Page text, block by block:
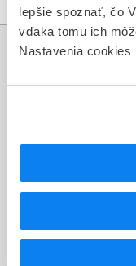
lepšie spoznať, čo
vďaka tomu ich
Nastavenia
Informácie
Poskytovanie
Ochrana osobných